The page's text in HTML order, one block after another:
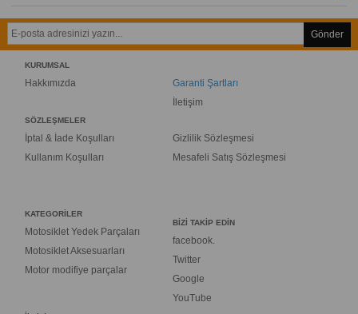
Gönder
KURUMSAL
Hakkımızda
Garanti Şartları
İletişim
SÖZLEŞMELER
İptal & İade Koşulları
Kullanım Koşulları
Gizlilik Sözleşmesi
Mesafeli Satış Sözleşmesi
KATEGORİLER
Motosiklet Yedek Parçaları
Motosiklet Aksesuarları
Motor modifiye parçalar
BİZİ TAKİP EDİN
facebook.
Twitter
Google
YouTube